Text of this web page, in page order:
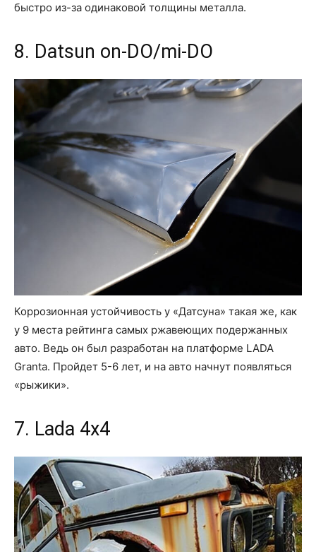
быстро из-за одинаковой толщины металла.
8. Datsun on-DO/mi-DO
Коррозионная устойчивость у «Датсуна» такая же, как
у 9 места рейтинга самых ржавеющих подержанных
авто. Ведь он был разработан на платформе LADA
Granta. Пройдет 5-6 лет, и на авто начнут появляться
«рыжики».
7. Lada 4х4